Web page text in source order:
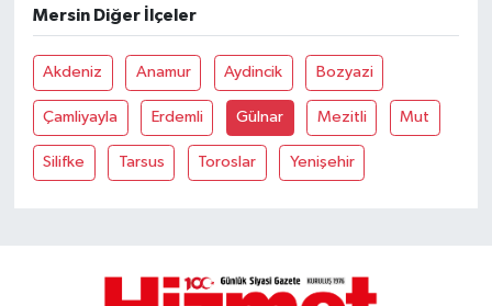
Mersin Diğer İlçeler
Akdeniz Anamur Aydincik Bozyazi
Çamliyayla Erdemli Gülnar Mezitli Mut
Silifke Tarsus Toroslar Yenişehir